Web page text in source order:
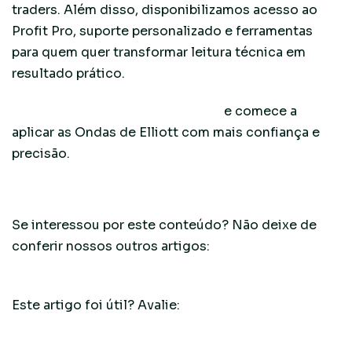
traders. Além disso, disponibilizamos acesso ao
Profit Pro, suporte personalizado e ferramentas
para quem quer transformar leitura técnica em
resultado prático.
e comece a
aplicar as Ondas de Elliott com mais confiança e
precisão.
Se interessou por este conteúdo? Não deixe de
conferir nossos outros artigos:
Este artigo foi útil? Avalie: